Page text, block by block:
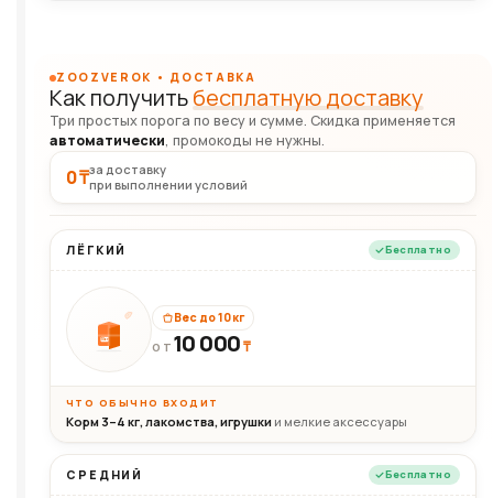
ZOOZVEROK • ДОСТАВКА
Как получитьбесплатную доставку
Три простых порога по весу и сумме. Скидка применяется
автоматически, промокоды не нужны.
0 ₸за доставку
при выполнении условий
ЛЁГКИЙ Бесплатно
10кг
Вес до 10 кг
ОТ 10 000₸
ЧТО ОБЫЧНО ВХОДИТ
Корм 3–4 кг, лакомства, игрушки и мелкие аксессуары
СРЕДНИЙ Бесплатно